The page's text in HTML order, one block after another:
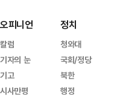
오피니언
칼럼
기자의 눈
기고
시사만평
정치
청와대
국회/정당
북한
행정